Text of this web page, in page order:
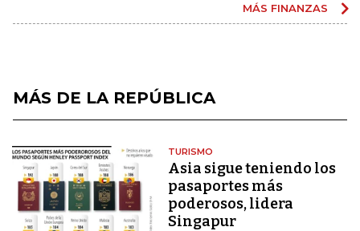
MÁS FINANZAS
MÁS DE LA REPÚBLICA
TURISMO
Asia sigue teniendo los
pasaportes más
poderosos, lidera
Singapur